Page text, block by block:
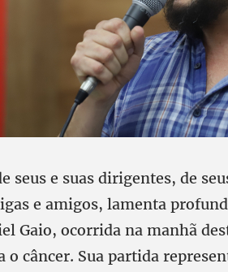
seus e suas dirigentes, de
e amigos, lamenta
Gaio, ocorrida na manhã
o câncer. Sua partida